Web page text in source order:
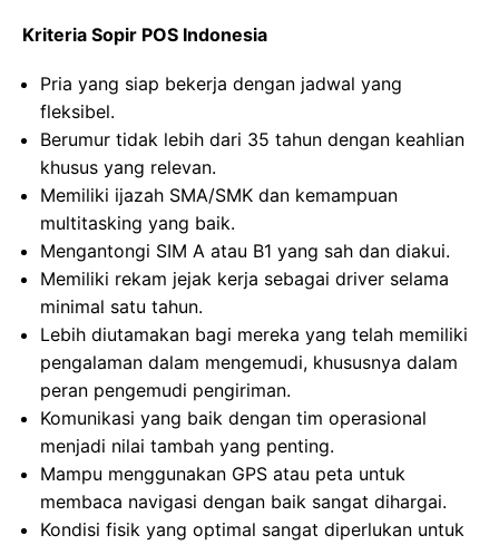
Kriteria Sopir POS Indonesia
Pria yang siap bekerja dengan jadwal yang
fleksibel.
Berumur tidak lebih dari 35 tahun dengan keahlian
khusus yang relevan.
Memiliki ijazah SMA/SMK dan kemampuan
multitasking yang baik.
Mengantongi SIM A atau B1 yang sah dan diakui.
Memiliki rekam jejak kerja sebagai driver selama
minimal satu tahun.
Lebih diutamakan bagi mereka yang telah memiliki
pengalaman dalam mengemudi, khususnya dalam
peran pengemudi pengiriman.
Komunikasi yang baik dengan tim operasional
menjadi nilai tambah yang penting.
Mampu menggunakan GPS atau peta untuk
membaca navigasi dengan baik sangat dihargai.
Kondisi fisik yang optimal sangat diperlukan untuk